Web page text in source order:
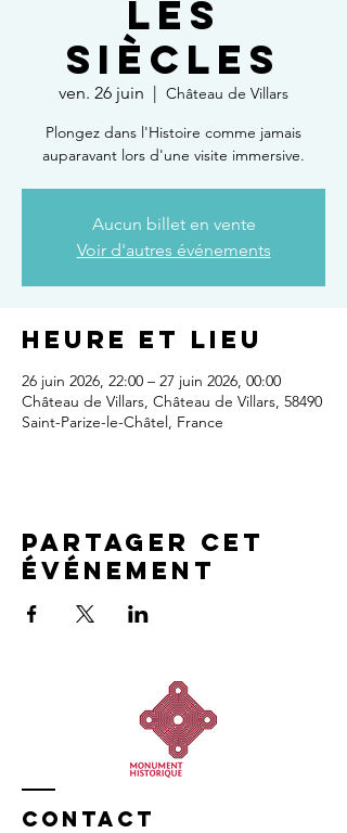
les
siècles
ven. 26 juin
  |
Château de Villars
Plongez dans l'Histoire comme jamais
auparavant lors d'une visite immersive.
Aucun billet en vente
Voir d'autres événements
Heure et lieu
26 juin 2026, 22:00 – 27 juin 2026, 00:00
Château de Villars, Château de Villars, 58490
Saint-Parize-le-Châtel, France
Partager cet
événement
Contact